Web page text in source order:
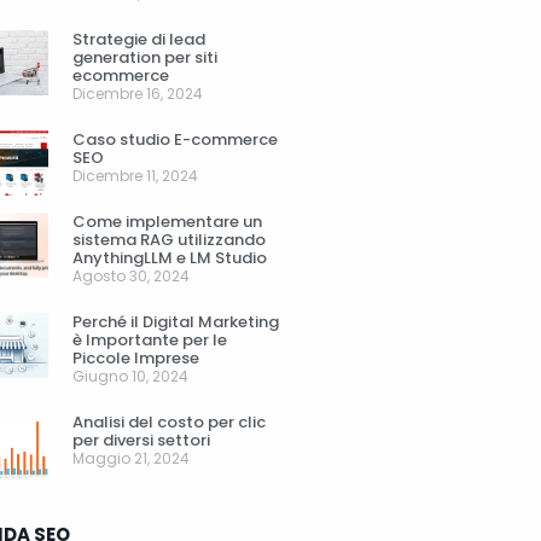
Strategie di lead
generation per siti
ecommerce
Dicembre 16, 2024
Caso studio E-commerce
SEO
Dicembre 11, 2024
Come implementare un
sistema RAG utilizzando
AnythingLLM e LM Studio
Agosto 30, 2024
Perché il Digital Marketing
è Importante per le
Piccole Imprese
Giugno 10, 2024
Analisi del costo per clic
per diversi settori
Maggio 21, 2024
SEO